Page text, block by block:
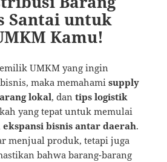
Santai untuk
Kamu!
UMKM yang ingin
maka memahamisupply
lokal, dantips logistik
yang tepat untuk memulai
ekspansi bisnis antar daerah.
menjual produk, tetapi juga
bahwa barang-barang